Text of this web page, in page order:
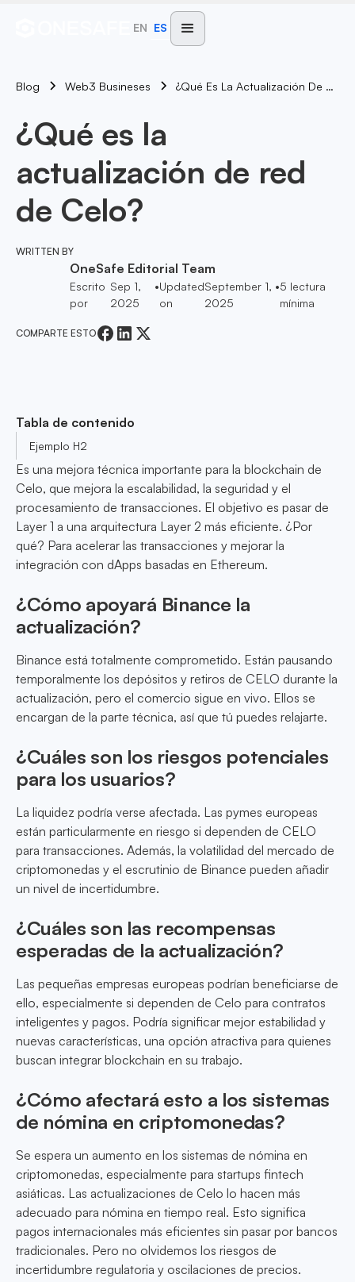
EN ES
Blog Web3 Busineses ¿Qué Es La Actualización De Red De Celo?
¿Qué es la
actualización de red
de Celo?
WRITTEN BY
OneSafe Editorial Team
Escrito
por
Sep 1,
2025
•Updated
on
September 1,
2025
•5 lectura
mínima
COMPARTE ESTO
Tabla de contenido
Ejemplo H2
Es una mejora técnica importante para la blockchain de
Celo, que mejora la escalabilidad, la seguridad y el
procesamiento de transacciones. El objetivo es pasar de
Layer 1 a una arquitectura Layer 2 más eficiente. ¿Por
qué? Para acelerar las transacciones y mejorar la
integración con dApps basadas en Ethereum.
¿Cómo apoyará Binance la
actualización?
Binance está totalmente comprometido. Están pausando
temporalmente los depósitos y retiros de CELO durante la
actualización, pero el comercio sigue en vivo. Ellos se
encargan de la parte técnica, así que tú puedes relajarte.
¿Cuáles son los riesgos potenciales
para los usuarios?
La liquidez podría verse afectada. Las pymes europeas
están particularmente en riesgo si dependen de CELO
para transacciones. Además, la volatilidad del mercado de
criptomonedas y el escrutinio de Binance pueden añadir
un nivel de incertidumbre.
¿Cuáles son las recompensas
esperadas de la actualización?
Las pequeñas empresas europeas podrían beneficiarse de
ello, especialmente si dependen de Celo para contratos
inteligentes y pagos. Podría significar mejor estabilidad y
nuevas características, una opción atractiva para quienes
buscan integrar blockchain en su trabajo.
¿Cómo afectará esto a los sistemas
de nómina en criptomonedas?
Se espera un aumento en los sistemas de nómina en
criptomonedas, especialmente para startups fintech
asiáticas. Las actualizaciones de Celo lo hacen más
adecuado para nómina en tiempo real. Esto significa
pagos internacionales más eficientes sin pasar por bancos
tradicionales. Pero no olvidemos los riesgos de
incertidumbre regulatoria y oscilaciones de precios.